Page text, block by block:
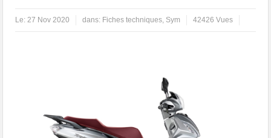
Le:27 Nov 2020 dans: Fiches techniques, Sym 42426 Vues